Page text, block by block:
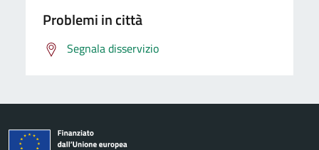
Problemi in città
Segnala disservizio